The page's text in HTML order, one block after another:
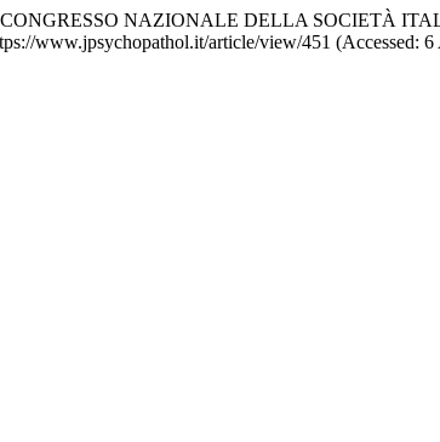
NAZIONALE DELLA SOCIETÀ
www.jpsychopathol.it/article/view/451 (Accessed: 6